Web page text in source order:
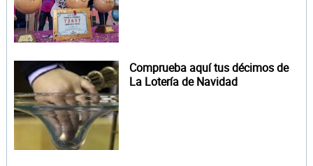
Comprueba aquí tus décimos de
La Lotería de Navidad